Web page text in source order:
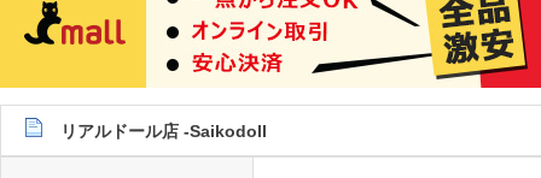
リアルドール店 -Saikodoll